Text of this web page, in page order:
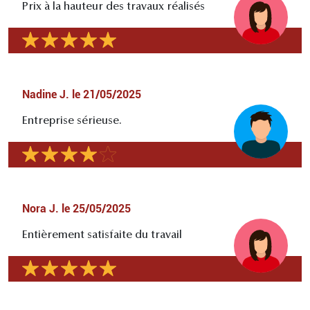
Prix à la hauteur des travaux réalisés
Nadine J. le 21/05/2025
Entreprise sérieuse.
Nora J. le 25/05/2025
Entièrement satisfaite du travail